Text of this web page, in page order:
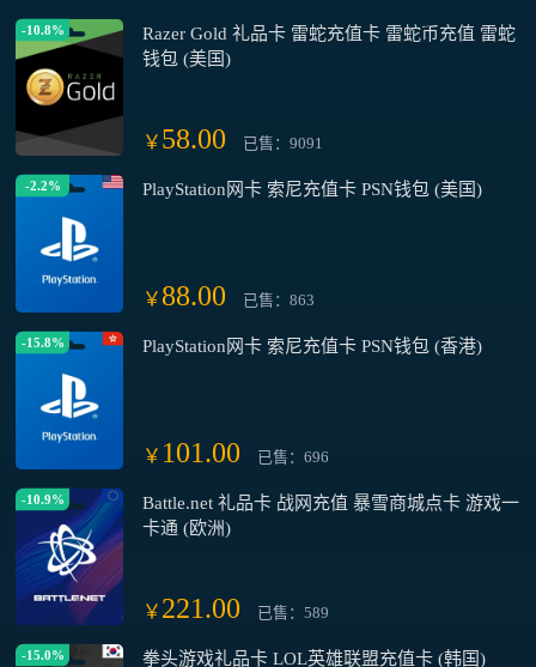
-10.8%
Razer Gold 礼品卡 雷蛇充值卡 雷蛇币充值 雷蛇
钱包 (美国)
￥ 58.00 已售：9091
-2.2% PlayStation网卡 索尼充值卡 PSN钱包 (美国)
￥ 88.00 已售：863
-15.8% PlayStation网卡 索尼充值卡 PSN钱包 (香港)
￥ 101.00 已售：696
-10.9%
Battle.net 礼品卡 战网充值 暴雪商城点卡 游戏一
卡通 (欧洲)
￥ 221.00 已售：589
-15.0% 拳头游戏礼品卡 LOL英雄联盟充值卡 (韩国)